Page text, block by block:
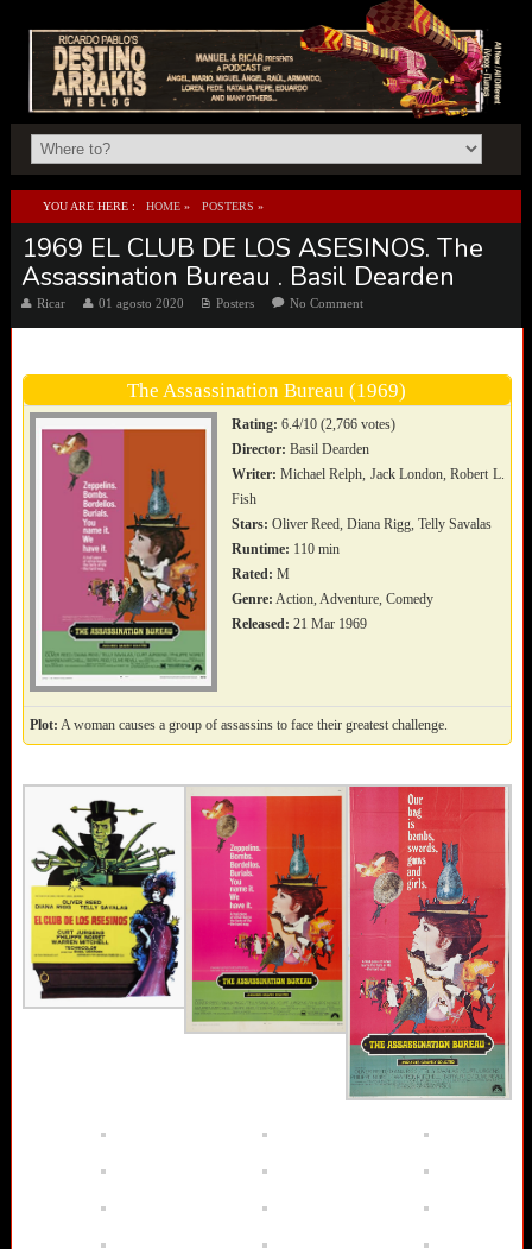
YOU ARE HERE : HOME » POSTERS »
1969 EL CLUB DE LOS ASESINOS. THE ASSASSINATION BUREAU . BASIL DEARDEN
1969 EL CLUB DE LOS ASESINOS. The
Assassination Bureau . Basil Dearden
Ricar 01 agosto 2020 Posters No Comment
The Assassination Bureau (1969)
Rating: 6.4/10 (2,766 votes)
Director: Basil Dearden
Writer: Michael Relph, Jack London, Robert L.
Fish
Stars: Oliver Reed, Diana Rigg, Telly Savalas
Runtime: 110 min
Rated: M
Genre: Action, Adventure, Comedy
Released: 21 Mar 1969
Plot: A woman causes a group of assassins to face their greatest challenge.